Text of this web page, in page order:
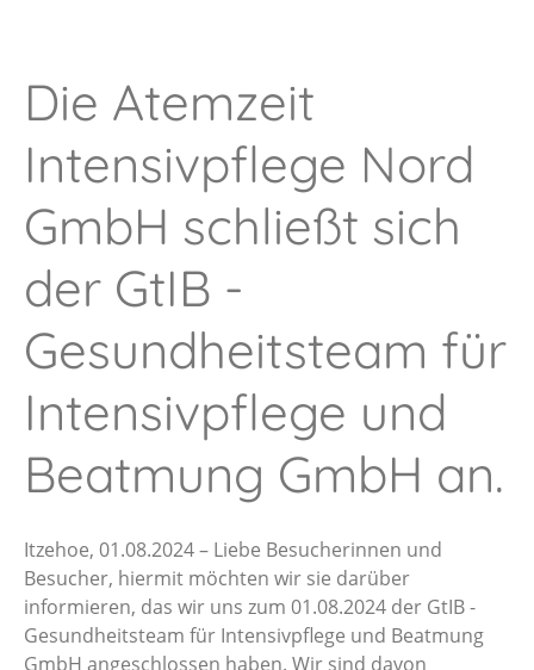
Die Atemzeit
Intensivpflege Nord
GmbH schließt sich
der GtIB -
Gesundheitsteam für
Intensivpflege und
Beatmung GmbH an.
Itzehoe, 01.08.2024 – Liebe Besucherinnen und
Besucher, hiermit möchten wir sie darüber
informieren, das wir uns zum 01.08.2024 der GtIB -
Gesundheitsteam für Intensivpflege und Beatmung
GmbH angeschlossen haben. Wir sind davon